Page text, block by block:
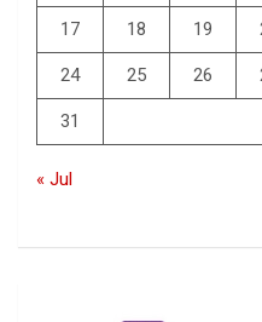
17 18 19
24 25 26
31
« Jul